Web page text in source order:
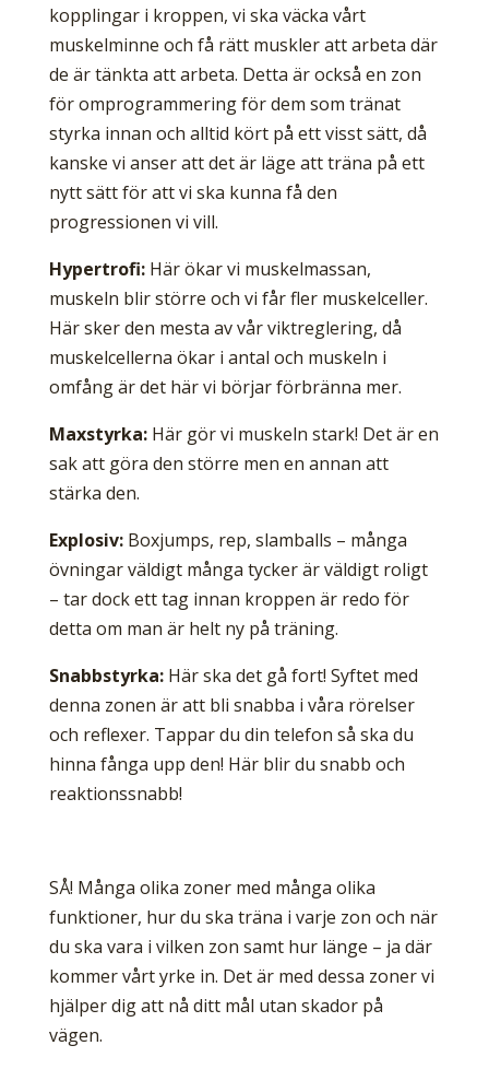
kopplingar i kroppen, vi ska väcka vårt
muskelminne och få rätt muskler att arbeta där
de är tänkta att arbeta. Detta är också en zon
för omprogrammering för dem som tränat
styrka innan och alltid kört på ett visst sätt, då
kanske vi anser att det är läge att träna på ett
nytt sätt för att vi ska kunna få den
progressionen vi vill.
Hypertrofi:Här ökar vi muskelmassan,
muskeln blir större och vi får fler muskelceller.
Här sker den mesta av vår viktreglering, då
muskelcellerna ökar i antal och muskeln i
omfång är det här vi börjar förbränna mer.
Maxstyrka:Här gör vi muskeln stark! Det är en
sak att göra den större men en annan att
stärka den.
Explosiv:Boxjumps, rep, slamballs – många
övningar väldigt många tycker är väldigt roligt
– tar dock ett tag innan kroppen är redo för
detta om man är helt ny på träning.
Snabbstyrka:Här ska det gå fort! Syftet med
denna zonen är att bli snabba i våra rörelser
och reflexer. Tappar du din telefon så ska du
hinna fånga upp den! Här blir du snabb och
reaktionssnabb!
SÅ! Många olika zoner med många olika
funktioner, hur du ska träna i varje zon och när
du ska vara i vilken zon samt hur länge – ja där
kommer vårt yrke in. Det är med dessa zoner vi
hjälper dig att nå ditt mål utan skador på
vägen.